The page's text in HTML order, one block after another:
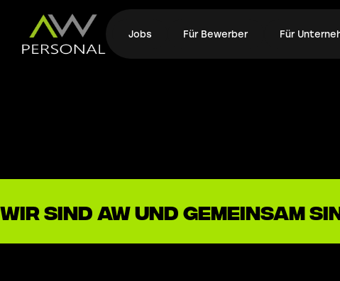
Jobs Für Bewerber Für
wir sind AW und gemeinsam